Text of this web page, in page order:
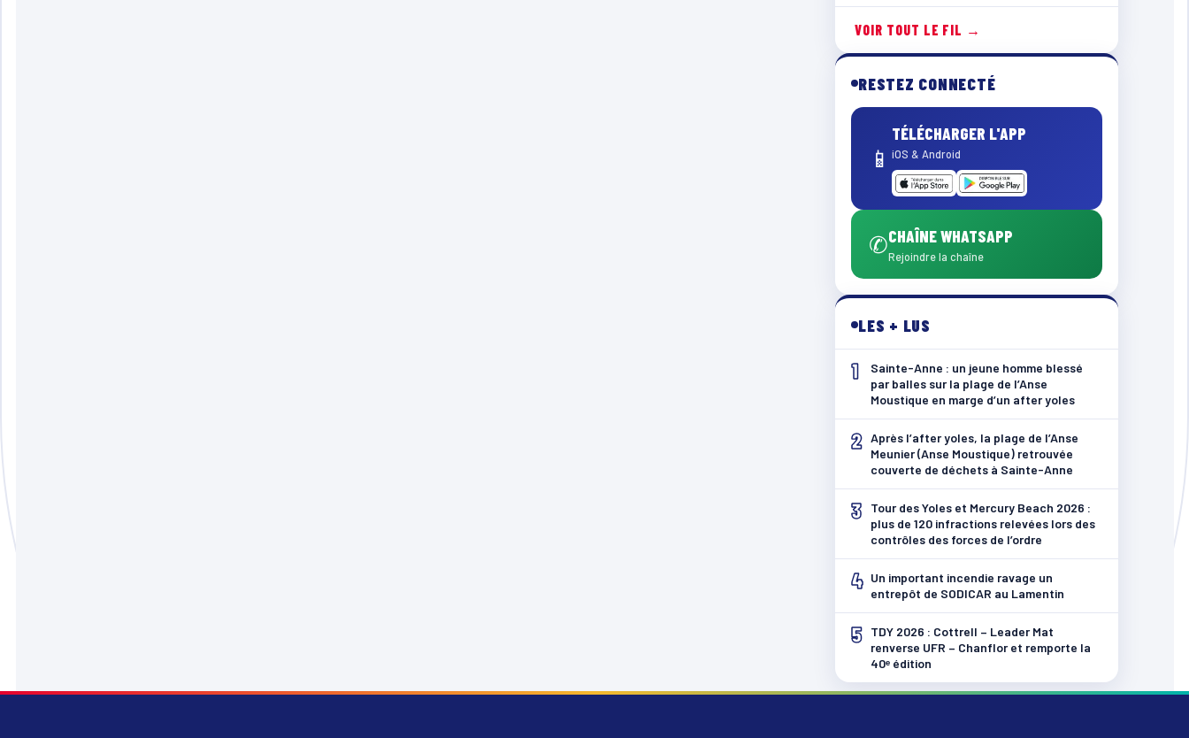
VOIR TOUT LE FIL →
RESTEZ CONNECTÉ
📱
TÉLÉCHARGER L'APP
iOS & Android
✆CHAÎNE WHATSAPP
Rejoindre la chaîne
LES + LUS
1
Sainte-Anne : un jeune homme blessé
par balles sur la plage de l’Anse
Moustique en marge d’un after yoles
2 Après l’after yoles, la plage de l’Anse
Meunier (Anse Moustique) retrouvée
couverte de déchets à Sainte-Anne
3
Tour des Yoles et Mercury Beach 2026 :
plus de 120 infractions relevées lors des
contrôles des forces de l’ordre
4 Un important incendie ravage un
entrepôt de SODICAR au Lamentin
5
TDY 2026 : Cottrell – Leader Mat
renverse UFR – Chanflor et remporte la
40ᵉ édition